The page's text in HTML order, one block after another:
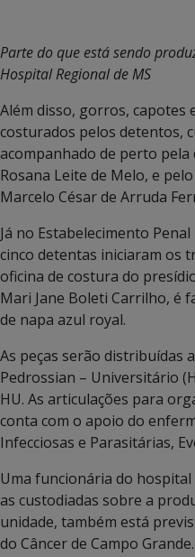
Parte do que está sendo
Hospital Regional de MS
Além disso, gorros, capotes
costurados pelos detentos,
acompanhado de perto
Rosana Leite de Melo, e
Marcelo César de Arruda
Já no Estabelecimento
cinco detentas iniciaram os
oficina de costura do
Mari Jane Boleti Carrilho, é
de napa azul royal.
As peças serão distribuídas
Pedrossian – Universitário
HU. As articulações para
conta com o apoio do
Infecciosas e Parasitárias,
Uma funcionária do
as custodiadas sobre a
unidade, também está
do Câncer de Campo Grande.